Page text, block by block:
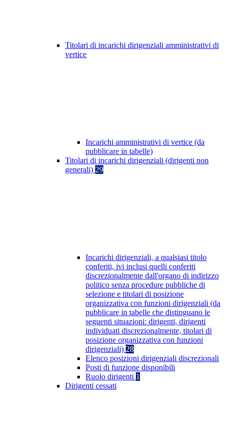
Titolari di incarichi dirigenziali amministrativi di
vertice
Incarichi amministrativi di vertice (da
pubblicare in tabelle)
Titolari di incarichi dirigenziali (dirigenti non
generali) 29
Incarichi dirigenziali, a qualsiasi titolo
conferiti, ivi inclusi quelli conferiti
discrezionalmente dall'organo di indirizzo
politico senza procedure pubbliche di
selezione e titolari di posizione
organizzativa con funzioni dirigenziali (da
pubblicare in tabelle che distinguano le
seguenti situazioni: dirigenti, dirigenti
individuati discrezionalmente, titolari di
posizione organizzativa con funzioni
dirigenziali) 28
Elenco posizioni dirigenziali discrezionali
Posti di funzione disponibili
Ruolo dirigenti 1
Dirigenti cessati